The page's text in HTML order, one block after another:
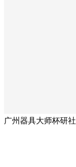
广州器具大师杯研社